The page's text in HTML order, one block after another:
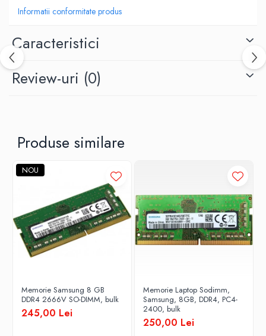
Informatii conformitate produs
Caracteristici
Review-uri (0)
Produse similare
NOU
Memorie Samsung 8 GB
DDR4 2666V SO-DIMM, bulk
245,00 Lei
Memorie Laptop Sodimm,
Samsung, 8GB, DDR4, PC4-
2400, bulk
250,00 Lei